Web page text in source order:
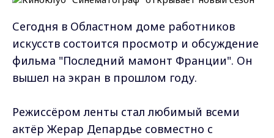
Сегодня в Областном доме работников
искусств состоится просмотр и обсуждение
фильма "Последний мамонт Франции". Он
вышел на экран в прошлом году.
Режиссёром ленты стал любимый всеми
актёр Жерар Депардье совместно с